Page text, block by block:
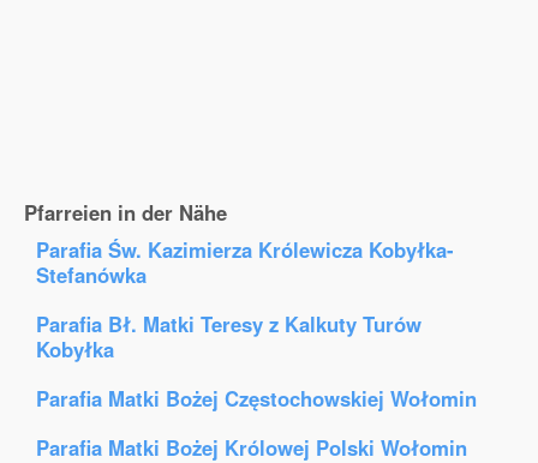
Pfarreien in der Nähe
Parafia Św. Kazimierza Królewicza Kobyłka-
Stefanówka
Parafia Bł. Matki Teresy z Kalkuty Turów
Kobyłka
Parafia Matki Bożej Częstochowskiej Wołomin
Parafia Matki Bożej Królowej Polski Wołomin